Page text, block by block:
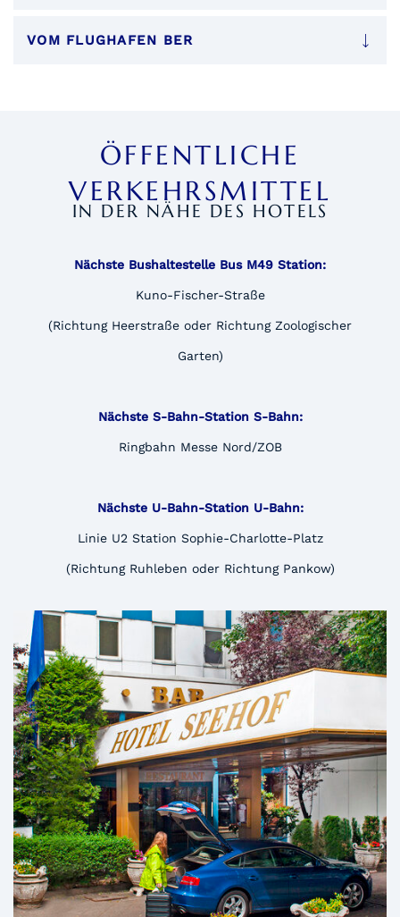
VOM FLUGHAFEN BER
ÖFFENTLICHE
VERKEHRSMITTEL
IN DER NÄHE DES HOTELS
Nächste Bushaltestelle Bus M49 Station:
Kuno-Fischer-Straße
(Richtung Heerstraße oder Richtung Zoologischer
Garten)
Nächste S-Bahn-Station S-Bahn:
Ringbahn Messe Nord/ZOB
Nächste U-Bahn-Station U-Bahn:
Linie U2 Station Sophie-Charlotte-Platz
(Richtung Ruhleben oder Richtung Pankow)